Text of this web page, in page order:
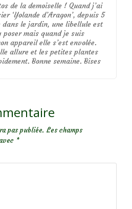
de la demoiselle ! Quand j’ai
‘Yolande d’Aragon’, depuis 5
dans le jardin, une libellule est
poser mais quand je suis
appareil elle s’est envolée.
allure et les petites plantes
Bonne semaine. Bises
pas publiée. Les champs
*